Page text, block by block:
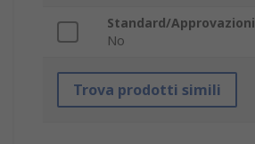
Standard/Approvazioni
No
Trova prodotti simili